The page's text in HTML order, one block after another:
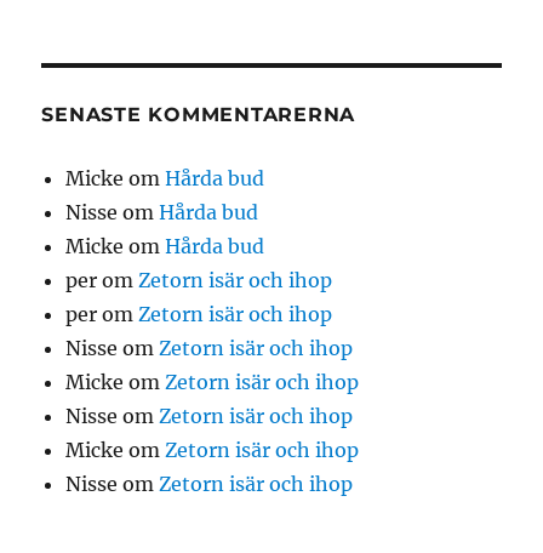
SENASTE KOMMENTARERNA
Micke omHårda bud
Nisse omHårda bud
Micke omHårda bud
per omZetorn isär och ihop
per omZetorn isär och ihop
Nisse omZetorn isär och ihop
Micke omZetorn isär och ihop
Nisse omZetorn isär och ihop
Micke omZetorn isär och ihop
Nisse omZetorn isär och ihop